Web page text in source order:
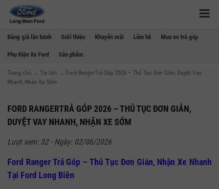
Bảng giá lăn bánh Giới thiệu Khuyến mãi Liên hệ Mua xe trả góp
Phụ Kiện Xe Ford Sản phẩm
Trang chủ → Tin tức → Ford RangerTrả Góp 2026 – Thủ Tục Đơn Giản, Duyệt Vay
Nhanh, Nhận Xe Sớm
FORD RANGERTRẢ GÓP 2026 – THỦ TỤC ĐƠN GIẢN,
DUYỆT VAY NHANH, NHẬN XE SỚM
Lượt xem: 32 - Ngày: 02/06/2026
Ford Ranger Trả Góp – Thủ Tục Đơn Giản, Nhận Xe Nhanh
Tại Ford Long Biên